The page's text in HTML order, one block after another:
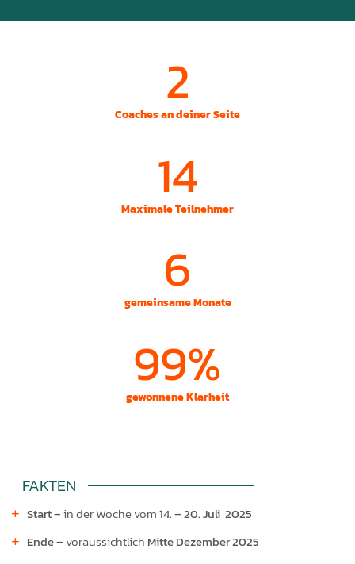
2
Coaches an deiner Seite
14
Maximale Teilnehmer
6
gemeinsame Monate
99%
gewonnene Klarheit
FAKTEN
Start –in der Woche vom14. – 20. Juli 2025
Ende – voraussichtlich MitteDezember 2025